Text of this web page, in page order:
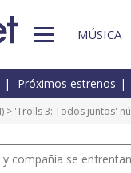
MÚSICA
Próximos estrenos
) > 'Trolls 3: Todos juntos'
y compañía se